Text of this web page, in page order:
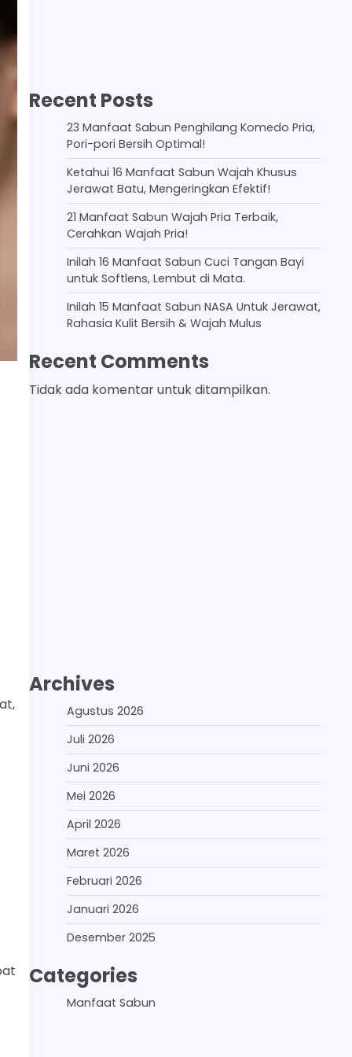
Recent Posts
23 Manfaat Sabun Penghilang Komedo Pria,
Pori-pori Bersih Optimal!
Ketahui 16 Manfaat Sabun Wajah Khusus
Jerawat Batu, Mengeringkan Efektif!
21 Manfaat Sabun Wajah Pria Terbaik,
Cerahkan Wajah Pria!
Inilah 16 Manfaat Sabun Cuci Tangan Bayi
untuk Softlens, Lembut di Mata.
Inilah 15 Manfaat Sabun NASA Untuk Jerawat,
Rahasia Kulit Bersih & Wajah Mulus
Recent Comments
Tidak ada komentar untuk ditampilkan.
Archives
Agustus 2026
Juli 2026
Juni 2026
Mei 2026
April 2026
Maret 2026
Februari 2026
Januari 2026
Desember 2025
Categories
Manfaat Sabun